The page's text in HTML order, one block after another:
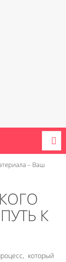
– Ваш
К
который